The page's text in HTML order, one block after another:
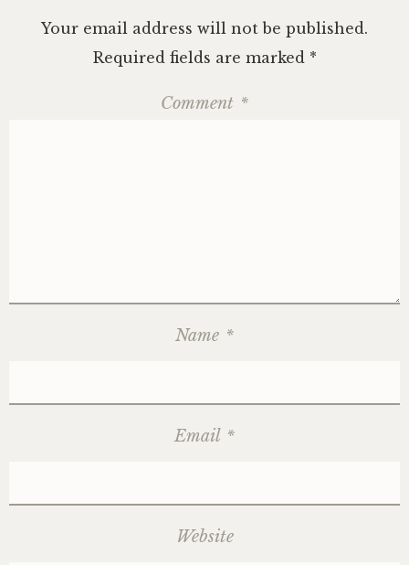
Your email address will not be published.
Required fields are marked *
Comment *
Name *
Email *
Website